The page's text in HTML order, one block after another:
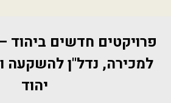
פרויקטים חדשים ביהוד
למכירה, נדל"ן להשקעה
יהוד